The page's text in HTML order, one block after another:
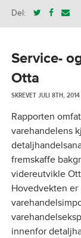
Del:
Service-
Otta
SKREVETJULI 8TH, 2014
Rapporten
varehandelens
fremskaffe
videreutvikle
Hovedvekten er
innenfor